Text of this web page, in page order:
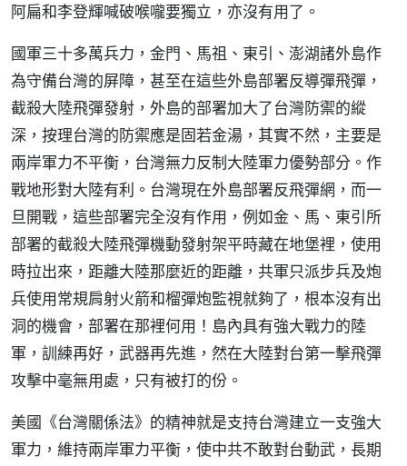
阿扁和李登輝喊破喉嚨要獨立，亦沒有用了。
國軍三十多萬兵力，金門、馬祖、東引、澎湖諸外島作
為守備台灣的屏障，甚至在這些外島部署反導彈飛彈，
截殺大陸飛彈發射，外島的部署加大了台灣防禦的縱
深，按理台灣的防禦應是固若金湯，其實不然，主要是
兩岸軍力不平衡，台灣無力反制大陸軍力優勢部分。作
戰地形對大陸有利。台灣現在外島部署反飛彈網，而一
旦開戰，這些部署完全沒有作用，例如金、馬、東引所
部署的截殺大陸飛彈機動發射架平時藏在地堡裡，使用
時拉出來，距離大陸那麼近的距離，共軍只派步兵及炮
兵使用常規肩射火箭和榴彈炮監視就夠了，根本沒有出
洞的機會，部署在那裡何用！島內具有強大戰力的陸
軍，訓練再好，武器再先進，然在大陸對台第一擊飛彈
攻擊中毫無用處，只有被打的份。
美國《台灣關係法》的精神就是支持台灣建立一支強大
軍力，維持兩岸軍力平衡，使中共不敢對台動武，長期